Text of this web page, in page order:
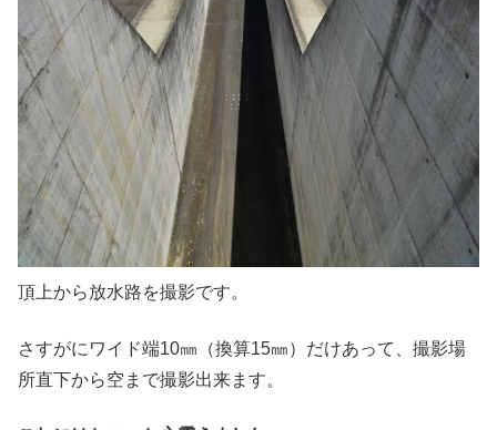
頂上から放水路を撮影です。
さすがにワイド端10㎜（換算15㎜）だけあって、撮影場
所直下から空まで撮影出来ます。